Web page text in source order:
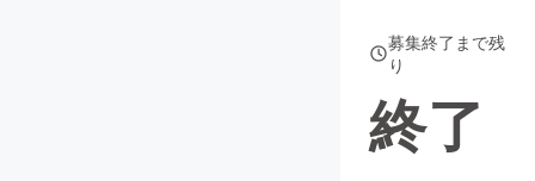
募集終了まで残
り
終了